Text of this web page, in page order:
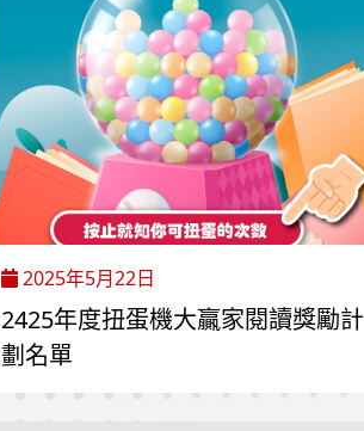
2025年5月22日
2425年度扭蛋機大贏家閱讀獎勵計
劃名單